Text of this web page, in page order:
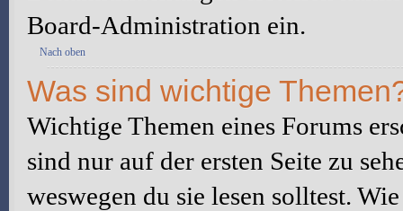
Board-Administration ein.
Nach oben
Was sind wichtige
Wichtige Themen eines Forums
sind nur auf der ersten Seite zu
weswegen du sie lesen solltest.